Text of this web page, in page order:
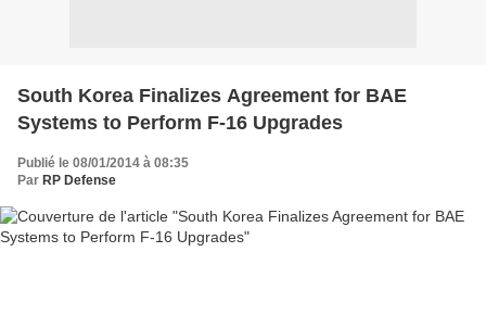
South Korea Finalizes Agreement for BAE
Systems to Perform F-16 Upgrades
Publié le 08/01/2014 à 08:35
Par RP Defense